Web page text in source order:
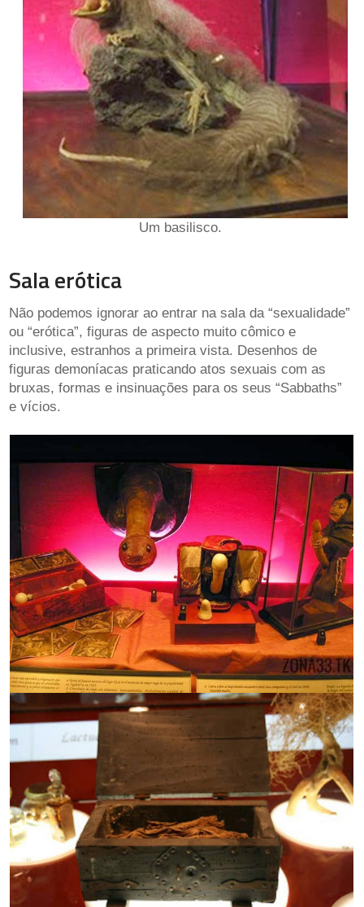
Um basilisco.
Sala erótica
Não podemos ignorar ao entrar na sala da “sexualidade”
ou “erótica”, figuras de aspecto muito cômico e
inclusive, estranhos a primeira vista. Desenhos de
figuras demoníacas praticando atos sexuais com as
bruxas, formas e insinuações para os seus “Sabbaths”
e vícios.